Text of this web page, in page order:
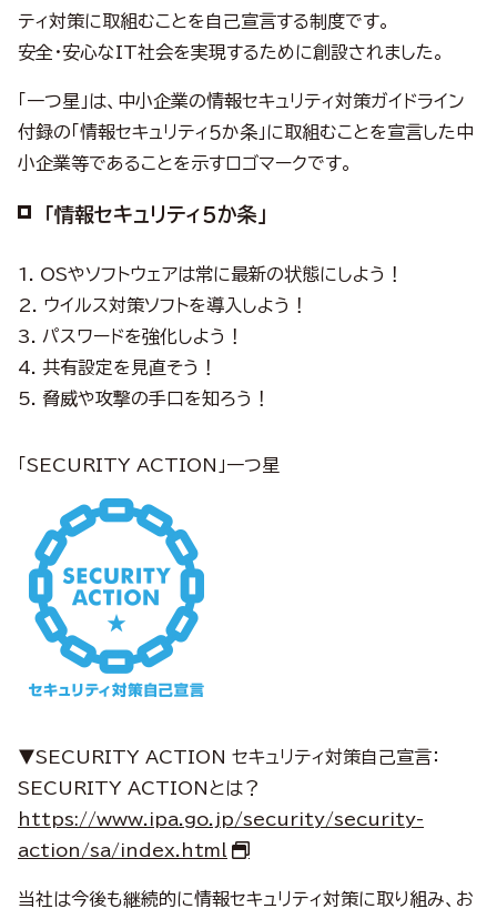
ティ対策に取組むことを自己宣言する制度です。
安全・安心なIT社会を実現するために創設されました。
「一つ星」は、中小企業の情報セキュリティ対策ガイドライン
付録の「情報セキュリティ５か条」に取組むことを宣言した中
小企業等であることを示すロゴマークです。
「情報セキュリティ５か条」
1. OSやソフトウェアは常に最新の状態にしよう！
2. ウイルス対策ソフトを導入しよう！
3. パスワードを強化しよう！
4. 共有設定を見直そう！
5. 脅威や攻撃の手口を知ろう！
「SECURITY ACTION」一つ星
▼SECURITY ACTION セキュリティ対策自己宣言：
SECURITY ACTIONとは？
https://www.ipa.go.jp/security/security-
action/sa/index.html
当社は今後も継続的に情報セキュリティ対策に取り組み、お